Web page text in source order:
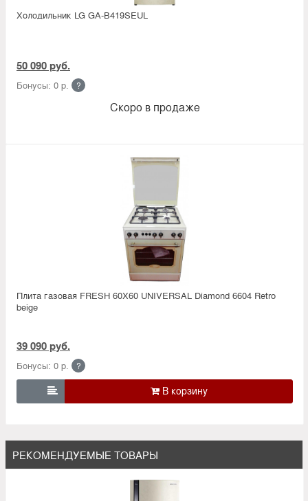
Холодильник LG GA-B419SEUL
50 090 руб.
Бонусы: 0 р. ?
Скоро в продаже
Плита газовая FRESH 60X60 UNIVERSAL Diamond 6604 Retro
beige
39 090 руб.
Бонусы: 0 р. ?

РЕКОМЕНДУЕМЫЕ ТОВАРЫ